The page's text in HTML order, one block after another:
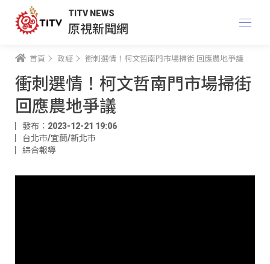
TITV NEWS
原視新聞網
首頁 政經 衝刺選情！柯文哲南門市場掃街 回應農地爭議
衝刺選情！柯文哲南門市場掃街
回應農地爭議
發布：2023-12-21 19:06
台北市/宜蘭/新北市
綜合報導